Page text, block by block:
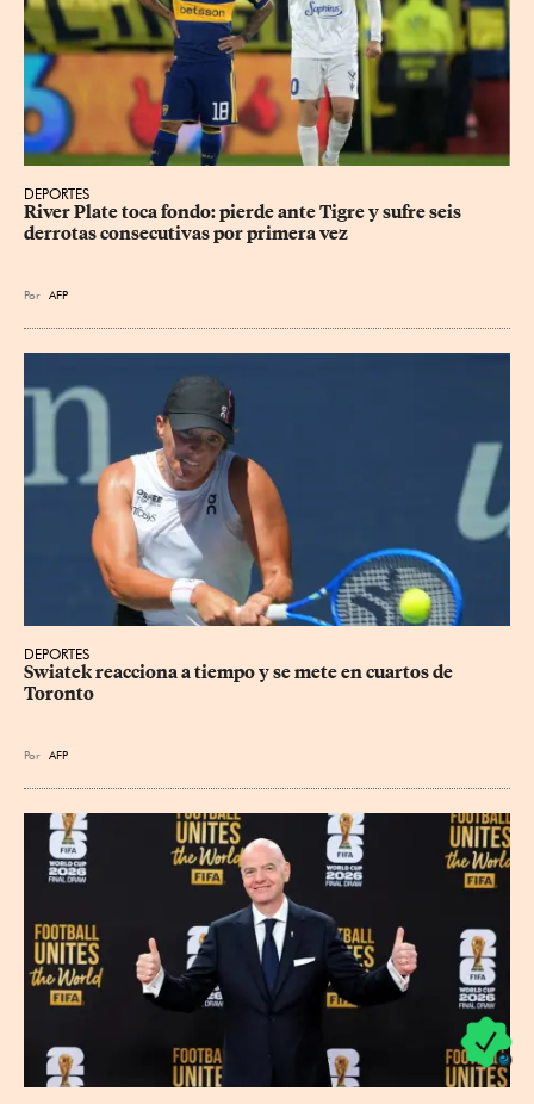
DEPORTES
River Plate toca fondo: pierde ante Tigre y sufre seis
derrotas consecutivas por primera vez
Por AFP
DEPORTES
Swiatek reacciona a tiempo y se mete en cuartos de
Toronto
Por AFP